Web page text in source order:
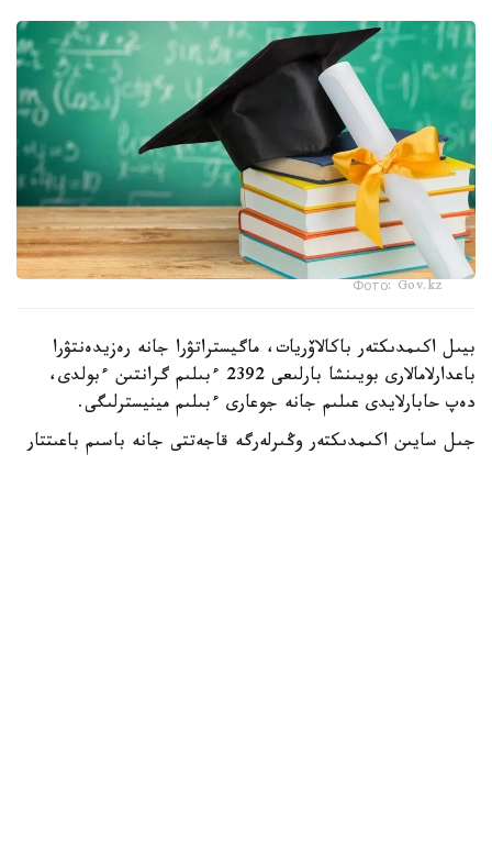
Фото: Gov.kz
بيىل اكىمدىكتەر باكالاۆريات، ماگيستراتۋرا جانە رەزيدەنتۋرا
باعدارلامالارى بويىنشا بارلىعى 2392 ءبىلىم گرانتىن ءبولدى،
دەپ حابارلايدى عىلىم جانە جوعارى ءبىلىم مينيسترلىگى.
جىل سايىن اكىمدىكتەر وڭىرلەرگە قاجەتتى جانە باسىم باعىتتار